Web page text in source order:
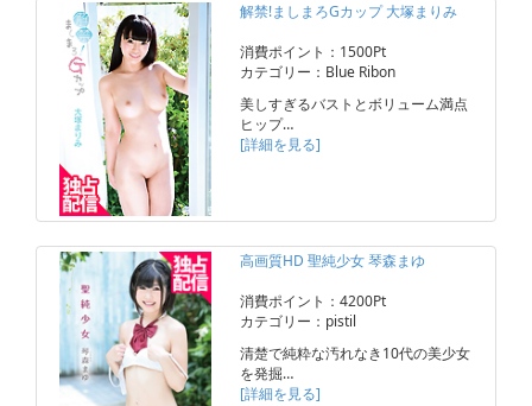
解禁!ましまろGカップ 大塚まりみ
消費ポイント：1500Pt
カテゴリー：Blue Ribon
美しすぎるバストとボリューム満点
ヒップ…
[詳細を見る]
高画質HD 聖純少女 琴森まゆ
消費ポイント：4200Pt
カテゴリー：pistil
清楚で純粋な汚れなき10代の美少女
を発掘…
[詳細を見る]